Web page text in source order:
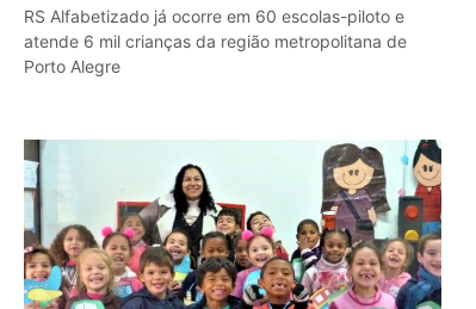
RS Alfabetizado já ocorre em 60 escolas-piloto e
atende 6 mil crianças da região metropolitana de
Porto Alegre